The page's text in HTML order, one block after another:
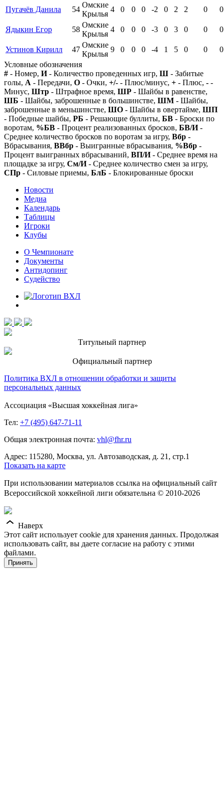
Пугачёв Данила 54
Омские
Крылья
4 0 0 0 -2 0 2 2 0 0
Ядыкин Егор 58
Омские
Крылья
4 0 0 0 -3 0 3 0 0 0
Устинов Кирилл 47
Омские
Крылья
9 0 0 0 -4 1 5 0 0
0
Условные обозначения
# - Номер, И- Количество проведенных игр, Ш - Забитые
голы, А - Передачи, О - Очки, +/- - Плюс/минус, + - Плюс, - -
Минус, Штр - Штрафное время, ШР - Шайбы в равенстве,
ШБ - Шайбы, заброшенные в большинстве, ШМ - Шайбы,
заброшенные в меньшинстве, ШО - Шайбы в овертайме, ШП
- Победные шайбы, РБ - Решающие буллиты, БВ - Броски по
воротам, %БВ - Процент реализованных бросков, БВ/И-
Среднее количество бросков по воротам за игру, Вбр -
Вбрасывания, ВВбр - Выигранные вбрасывания, %Вбр -
Процент выигранных вбрасываний, ВП/И- Среднее время на
площадке за игру, См/И- Среднее количество смен за игру,
СПр - Силовые приемы, БлБ - Блокированные броски
Новости
Медиа
Календарь
Таблицы
Игроки
Клубы
О Чемпионате
Документы
Антидопинг
Судейство
Титульный партнер
Официальный партнер
Политика ВХЛ в отношении обработки и защиты
персональных данных
Ассоциация «Высшая хоккейная лига»
Тел: +7 (495) 647-71-11
Общая электронная почта: vhl@fhr.ru
Адрес: 115280, Москва, ул. Автозаводская, д. 21, стр.1
Показать на карте
При использовании материалов ссылка на официальный сайт
Всероссийской хоккейной лиги обязательна © 2010-2026
Наверх
Этот сайт использует cookie для хранения данных. Продолжая
использовать сайт, вы даете согласие на работу с этими
файлами.
Принять